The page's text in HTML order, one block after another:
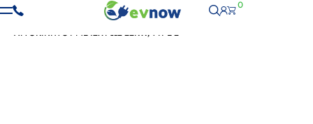
0
ΣΤΑΘΜΟΊ ΦΌΡΤΙΣΗΣ- ORION MIDI ΦΟΡΤΙΣΤΉΣ
ΑΥΤΟΚΙΝΉΤΟΥ ΜΕ ΙΣΧΎ ΩΣ 22KW, TYPE 2